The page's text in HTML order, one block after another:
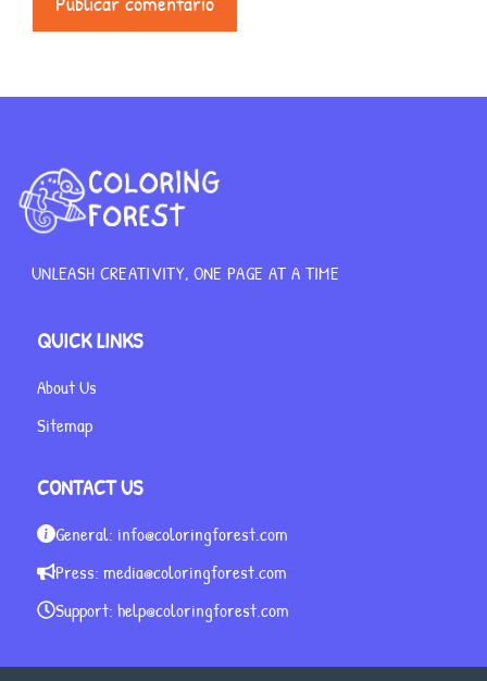
UNLEASH CREATIVITY, ONE PAGE AT A TIME
QUICK LINKS
About Us
Sitemap
CONTACT US
General: info@coloringforest.com
Press: media@coloringforest.com
Support: help@coloringforest.com